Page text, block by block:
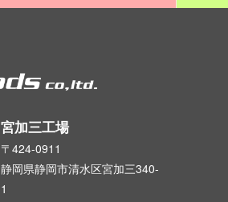
宮加三工場
〒424-0911
静岡県静岡市清水区宮加三340-
1